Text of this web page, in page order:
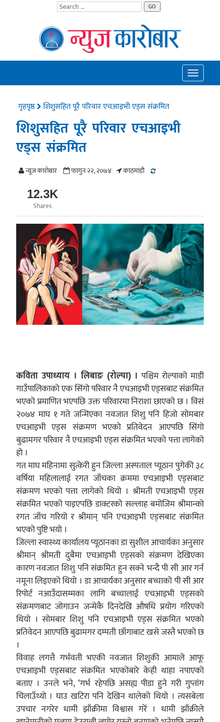
GO
Toggle
गृहपृष्ठ शिशुसहित पूरै परिवार एचआइभी एड्स संक्रमित
शिशुसहित पूरै परिवार एचआइभी
एड्स संक्रमित
न्यूज काराेबार फागुन २२, २०७४ काठमाडाैं
12.3K
Shares
कविता उपाध्याय । लिबाङ (रोल्पा) । पश्चिम रोल्पाको माडी
गाउँपालिकाको एक सिंगो परिवार नै एचआइभी एड्सबाट संक्रमित
भएको प्रमाणित भएपछि उक्त परिवारमा निराशा छाएको छ । विसं
२०७४ माघ १ गते जन्मिएका नवजात शिशु पनि हिजो सोमबार
एचआइभी एड्स संक्रमण भएको प्रतिवेदन आएपछि सिंगो
बुढामगर परिवार नै एचआइभी एड्स संक्रमित भएको पत्ता लागेको
हो ।
गत माघ महिनामा सुत्केरी हुन जिल्ला अस्पताल प्यूठान पुगेकी ३८
वर्षिया महिलालाई रगत जाँचका क्रममा एचआइभी एड्सबाट
संक्रमण भएको पत्ता लागेको थियो । श्रीमती एचआइभी एड्स
संक्रमित भएको पाइएपछि डाक्टरको सल्लाह बमोजिम श्रीमान्को
रगत जाँच गरियो र श्रीमान् पनि एचआइभी एड्सबाट संक्रमित
भएको पुष्टि भयो ।
जिल्ला स्वास्थ्य कार्यालय प्यूठानका डा सुशील आचार्यका अनुसार
श्रीमान् श्रीमती दुबैमा एचआइभी एड्सको संक्रमण देखिएका
कारण नवजात शिशु पनि संक्रमित हुन सक्ने भन्दै पी सी आर गर्न
नमूना लिइएको थियो । डा आचार्यका अनुसार बच्चाको पी सी आर
रिपोर्ट नआउँदासम्मका लागि बच्चालाई एचआइभी एड्सको
संक्रमणबाट जोगाउन जन्मेकै दिनदेखि औषधि प्रयोग गरिएको
थियो । सोमबार शिशु पनि एचआइभी एड्स संक्रमित भएको
प्रतिवेदन आएपछि बुढामगर दम्पती छाँगाबाट खसे जस्तै भएको छ
।
विवाह लगत्तै गर्भवती भएकी नवजात शिशुकी आमाले आफू
एचआइभी एड्सबाट संक्रमित भएकोबारे केही थाहा नपाएको
बताए । उनले भने, ‘गर्भ रहेपछि असह्य पीडा हुने गरी गुप्तांग
चिलाउँथ्यो । घाउ खटिरा पनि देखिन थालेको थियो । त्यसबेला
उपचार नगरेर धामी झाँक्रीमा विश्वास गरें । धामी झाँक्रीले